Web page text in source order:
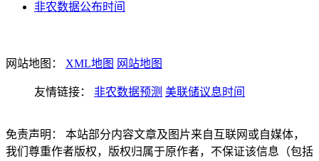
非农数据公布时间
网站地图： XML地图 网站地图
友情链接： 非农数据预测 美联储议息时间
免责声明： 本站部分内容文章及图片来自互联网或自媒体，
我们尊重作者版权，版权归属于原作者，不保证该信息（包括